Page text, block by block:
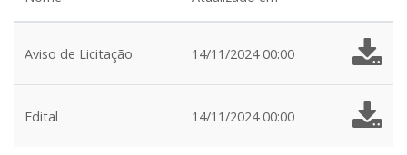
Aviso de Licitação 14/11/2024 00:00
Edital 14/11/2024 00:00